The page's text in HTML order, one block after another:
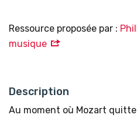
Ressource proposée par :
musique
Description
Au moment où Mozart